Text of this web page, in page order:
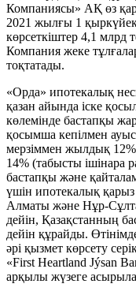
Компаниясы» АҚ өз
2021 жылғы 1
көрсеткіштер 4,1 млрд
Компания жеке
тоқтатады.
«Орда» ипотекалық
қазан айында іске
көлемінде бастапқы
қосымша кепілмен
мерзіммен жылдық
14% (табысты ішінара
бастапқы және
үшін ипотекалық қарыз
Алматы және Нұр-
дейін, Қазақстанның
дейін құрайды.
әрі қызмет көрсету
«First Heartland Jýsan
арқылы жүзеге